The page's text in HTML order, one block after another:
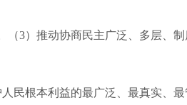
（3）推动协商民主广泛、多层、
民根本利益的最广泛、最真实、